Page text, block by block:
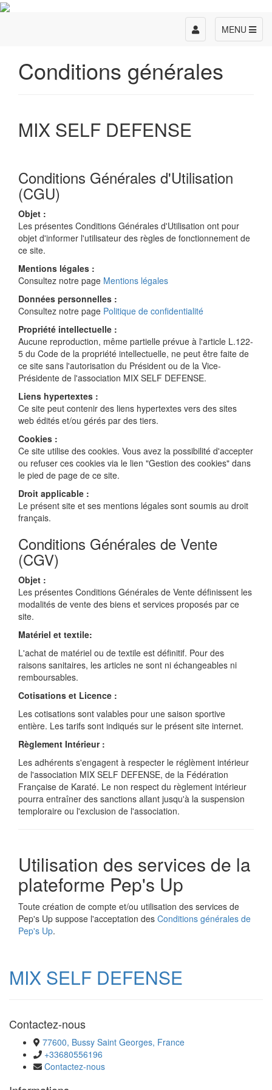
MENU
Toggle
navigation
Conditions générales
MIX SELF DEFENSE
Conditions Générales d'Utilisation
(CGU)
Objet :
Les présentes Conditions Générales d'Utilisation ont pour
objet d'informer l'utilisateur des règles de fonctionnement de
ce site.
Mentions légales :
Consultez notre page Mentions légales
Données personnelles :
Consultez notre page Politique de confidentialité
Propriété intellectuelle :
Aucune reproduction, même partielle prévue à l'article L.122-
5 du Code de la propriété intellectuelle, ne peut être faite de
ce site sans l'autorisation du Président ou de la Vice-
Présidente de l'association MIX SELF DEFENSE.
Liens hypertextes :
Ce site peut contenir des liens hypertextes vers des sites
web édités et/ou gérés par des tiers.
Cookies :
Ce site utilise des cookies. Vous avez la possibilité d'accepter
ou refuser ces cookies via le lien "Gestion des cookies" dans
le pied de page de ce site.
Droit applicable :
Le présent site et ses mentions légales sont soumis au droit
français.
Conditions Générales de Vente
(CGV)
Objet :
Les présentes Conditions Générales de Vente définissent les
modalités de vente des biens et services proposés par ce
site.
Matériel et textile:
L'achat de matériel ou de textile est définitif. Pour des
raisons sanitaires, les articles ne sont ni échangeables ni
remboursables.
Cotisations et Licence :
Les cotisations sont valables pour une saison sportive
entière. Les tarifs sont indiqués sur le présent site internet.
Règlement Intérieur :
Les adhérents s'engagent à respecter le réglèment intérieur
de l'association MIX SELF DEFENSE, de la Fédération
Française de Karaté. Le non respect du règlement intérieur
pourra entraîner des sanctions allant jusqu'à la suspension
temploraire ou l'exclusion de l'association.
Utilisation des services de la
plateforme Pep's Up
Toute création de compte et/ou utilisation des services de
Pep's Up suppose l'acceptation des Conditions générales de
Pep's Up.
MIX SELF DEFENSE
Contactez-nous
77600, Bussy Saint Georges, France
+33680556196
Contactez-nous